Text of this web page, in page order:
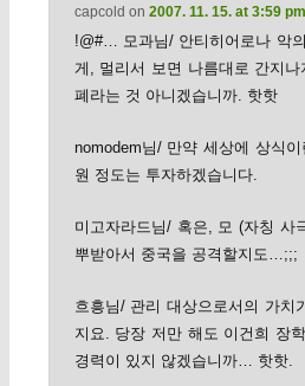
capcold on 2007. 11. 15. at 3:59 pm
!@#… 모과님/ 안티히어로나 악
게, 멀리서 보면 나름대로 간지
폐라는 것 아니겠습니까. 핫핫
nomodem님/ 만약 세상에 상식
원 정도는 투자하겠습니다.
미고자라드님/ 혹은, 모 (자칭 사
뿌받아서 중국을 공격할지도…;;;
흐흥님/ 관리 대상으로서의 가치
지요. 당장 저만 해도 이건희 장
경력이 있지 않겠습니까… 핫핫.